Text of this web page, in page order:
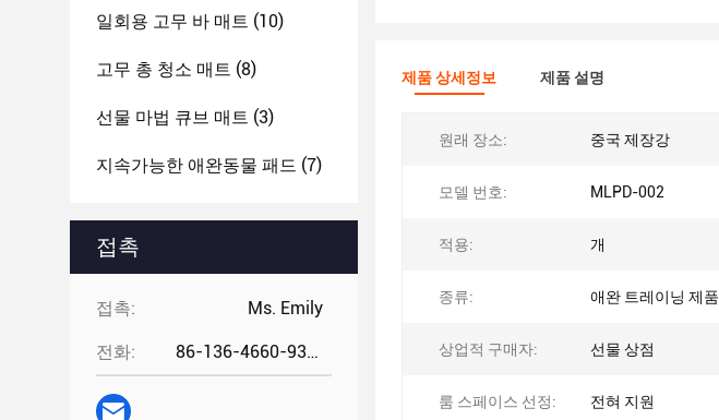
일회용 고무 바 매트 (10)
고무 총 청소 매트 (8)
선물 마법 큐브 매트 (3)
지속가능한 애완동물 패드 (7)
접촉
접촉: Ms. Emily
전화: 86-136-4660-9331
제품 상세정보 제품 설명
원래 장소: 중국 제장강
모델 번호: MLPD-002
적용: 개
종류: 애완 트레이닝 제품
상업적 구매자: 선물 상점
룸 스페이스 선정: 전혀 지원